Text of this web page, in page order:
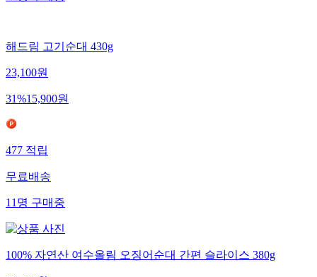
해드림 고기순대 430g
23,100원
31%15,900원
477적립
무료배송
11명구매중
100% 자연산 여수올림 오징어순대 간편 슬라이스 380g